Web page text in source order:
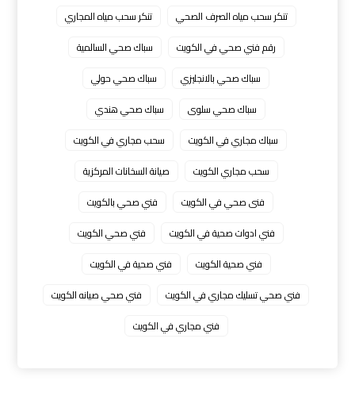
تنكر سحب مياه الصرف الصحي
تنكر سحب مياه المجاري
رقم فني صحي في الكويت
سباك صحي السالمية
سباك صحي بالانجليزي
سباك صحي حولي
سباك صحي سلوى
سباك صحي هندي
سباك مجاري في الكويت
سحب مجاري في الكويت
سحب مجاري الكويت
صيانة السخانات المركزية
فنى صحي في الكويت
فني صحي بالكويت
فني ادوات صحية في الكويت
فني صحي الكويت
فني صحية الكويت
فني صحية في الكويت
فني صحي تسليك مجاري في الكويت
فني صحي صيانه الكويت
فني مجاري في الكويت